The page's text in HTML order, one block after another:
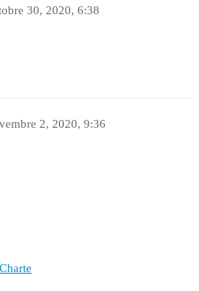
30, 2020, 6:38
2, 2020, 9:36